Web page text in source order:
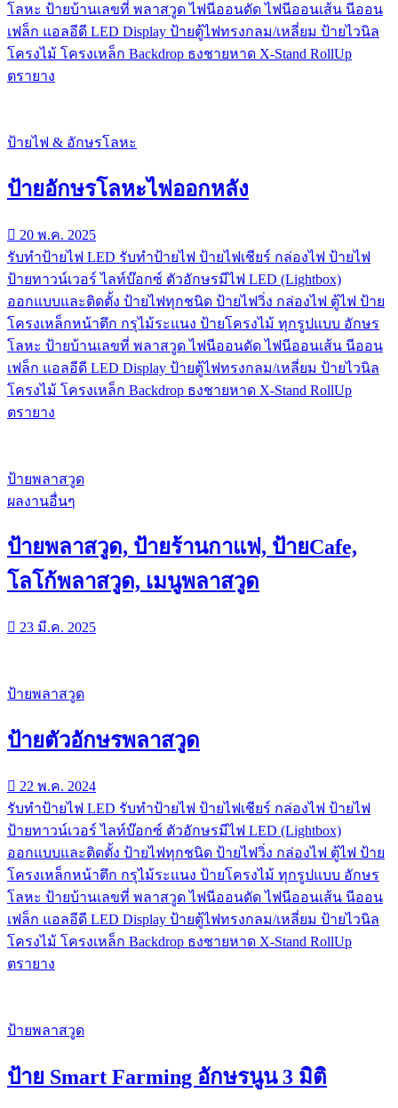
โลหะ ป้ายบ้านเลขที่ พลาสวูด ไฟนีออนดัด ไฟนีออนเส้น นีออน
เฟล็ก แอลอีดี LED Display ป้ายตู้ไฟทรงกลม/เหลี่ยม ป้ายไวนิล
โครงไม้ โครงเหล็ก Backdrop ธงชายหาด X-Stand RollUp
ตรายาง
ป้ายไฟ & อักษรโลหะ
ป้ายอักษรโลหะไฟออกหลัง
20 พ.ค. 2025
รับทําป้ายไฟ LED รับทำป้ายไฟ ป้ายไฟเชียร์ กล่องไฟ ป้ายไฟ
ป้ายทาวน์เวอร์ ไลท์บ๊อกซ์ ตัวอักษรมีไฟ LED (Lightbox)
ออกแบบและติดตั้ง ป้ายไฟทุกชนิด ป้ายไฟวิ่ง กล่องไฟ ตู้ไฟ ป้าย
โครงเหล็กหน้าตึก กรุไม้ระแนง ป้ายโครงไม้ ทุกรูปแบบ อักษร
โลหะ ป้ายบ้านเลขที่ พลาสวูด ไฟนีออนดัด ไฟนีออนเส้น นีออน
เฟล็ก แอลอีดี LED Display ป้ายตู้ไฟทรงกลม/เหลี่ยม ป้ายไวนิล
โครงไม้ โครงเหล็ก Backdrop ธงชายหาด X-Stand RollUp
ตรายาง
ป้ายพลาสวูด
ผลงานอื่นๆ
ป้ายพลาสวูด, ป้ายร้านกาแฟ, ป้ายCafe,
โลโก้พลาสวูด, เมนูพลาสวูด
23 มี.ค. 2025
ป้ายพลาสวูด
ป้ายตัวอักษรพลาสวูด
22 พ.ค. 2024
รับทําป้ายไฟ LED รับทำป้ายไฟ ป้ายไฟเชียร์ กล่องไฟ ป้ายไฟ
ป้ายทาวน์เวอร์ ไลท์บ๊อกซ์ ตัวอักษรมีไฟ LED (Lightbox)
ออกแบบและติดตั้ง ป้ายไฟทุกชนิด ป้ายไฟวิ่ง กล่องไฟ ตู้ไฟ ป้าย
โครงเหล็กหน้าตึก กรุไม้ระแนง ป้ายโครงไม้ ทุกรูปแบบ อักษร
โลหะ ป้ายบ้านเลขที่ พลาสวูด ไฟนีออนดัด ไฟนีออนเส้น นีออน
เฟล็ก แอลอีดี LED Display ป้ายตู้ไฟทรงกลม/เหลี่ยม ป้ายไวนิล
โครงไม้ โครงเหล็ก Backdrop ธงชายหาด X-Stand RollUp
ตรายาง
ป้ายพลาสวูด
ป้าย Smart Farming อักษรนูน 3 มิติ